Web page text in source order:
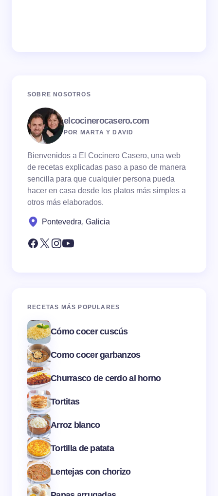
SOBRE NOSOTROS
elcocinerocasero.com
POR MARTA Y DAVID
Bienvenidos a El Cocinero Casero, una web
de recetas explicadas paso a paso de manera
sencilla para que cualquier persona pueda
hacer en casa desde los platos más simples a
otros más elaborados.
Pontevedra, Galicia
RECETAS MÁS POPULARES
Cómo cocer cuscús
Como cocer garbanzos
Churrasco de cerdo al horno
Tortitas
Arroz blanco
Tortilla de patata
Lentejas con chorizo